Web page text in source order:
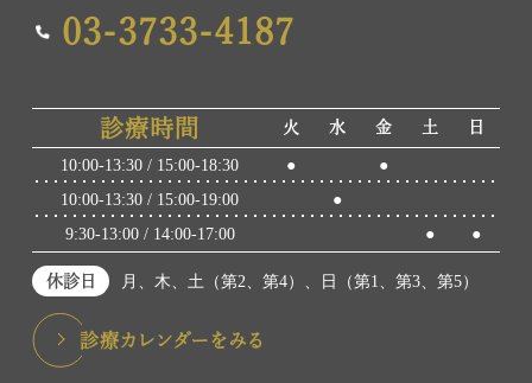
03-3733-4187
診療時間 火 水 金 土 日
10:00-13:30 / 15:00-18:30 ●
●
10:00-13:30 / 15:00-19:00
●
9:30-13:00 / 14:00-17:00
● ●
休診日 月、木、土（第2、第4）、日（第1、第3、第5）
診療カレンダーをみる